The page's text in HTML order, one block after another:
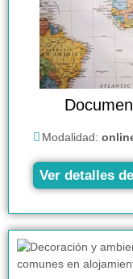
Modalidad:
Ver detalles